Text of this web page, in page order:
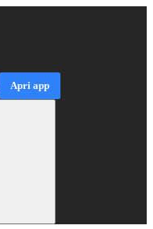
Apri app